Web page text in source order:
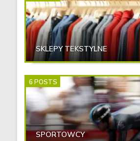
SKLEPY TEKSTYLNE
6 POSTS
SPORTOWCY